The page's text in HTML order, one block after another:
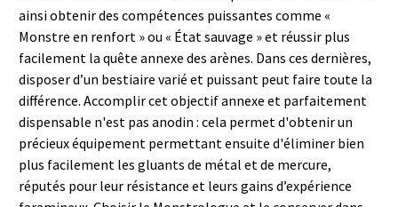
ainsi obtenir des compétences puissantes comme «
Monstre en renfort » ou « État sauvage » et réussir plus
facilement la quête annexe des arènes. Dans ces dernières,
disposer d’un bestiaire varié et puissant peut faire toute la
différence. Accomplir cet objectif annexe et parfaitement
dispensable n'est pas anodin : cela permet d'obtenir un
précieux équipement permettant ensuite d'éliminer bien
plus facilement les gluants de métal et de mercure,
réputés pour leur résistance et leurs gains d’expérience